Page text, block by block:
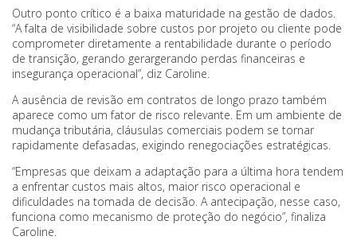
Outro ponto crítico é a baixa maturidade na gestão de dados.
“A falta de visibilidade sobre custos por projeto ou cliente pode
comprometer diretamente a rentabilidade durante o período
de transição, gerando gerargerando perdas financeiras e
insegurança operacional”, diz Caroline.
A ausência de revisão em contratos de longo prazo também
aparece como um fator de risco relevante. Em um ambiente de
mudança tributária, cláusulas comerciais podem se tornar
rapidamente defasadas, exigindo renegociações estratégicas.
“Empresas que deixam a adaptação para a última hora tendem
a enfrentar custos mais altos, maior risco operacional e
dificuldades na tomada de decisão. A antecipação, nesse caso,
funciona como mecanismo de proteção do negócio”, finaliza
Caroline.